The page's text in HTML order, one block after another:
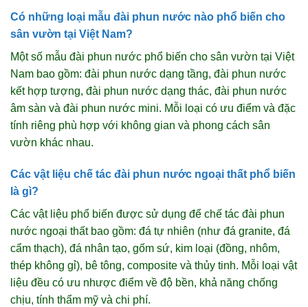
Có những loại mẫu đài phun nước nào phổ biến cho
sân vườn tại Việt Nam?
Một số mẫu đài phun nước phổ biến cho sân vườn tại Việt
Nam bao gồm: đài phun nước dạng tầng, đài phun nước
kết hợp tượng, đài phun nước dạng thác, đài phun nước
âm sàn và đài phun nước mini. Mỗi loại có ưu điểm và đặc
tính riêng phù hợp với không gian và phong cách sân
vườn khác nhau.
Các vật liệu chế tác đài phun nước ngoại thất phổ biến
là gì?
Các vật liệu phổ biến được sử dụng để chế tác đài phun
nước ngoại thất bao gồm: đá tự nhiên (như đá granite, đá
cẩm thạch), đá nhân tạo, gốm sứ, kim loại (đồng, nhôm,
thép không gỉ), bê tông, composite và thủy tinh. Mỗi loại vật
liệu đều có ưu nhược điểm về độ bền, khả năng chống
chịu, tính thẩm mỹ và chi phí.